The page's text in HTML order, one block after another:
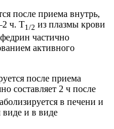
после приема внутрь,
ч. T1/2 из плазмы крови
частично
активного
после приема
составляет 2 ч после
в печени и
и в виде